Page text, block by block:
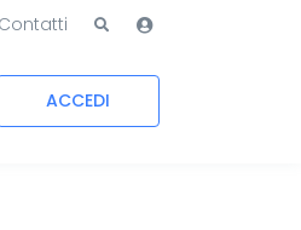
Contatti
ACCEDI